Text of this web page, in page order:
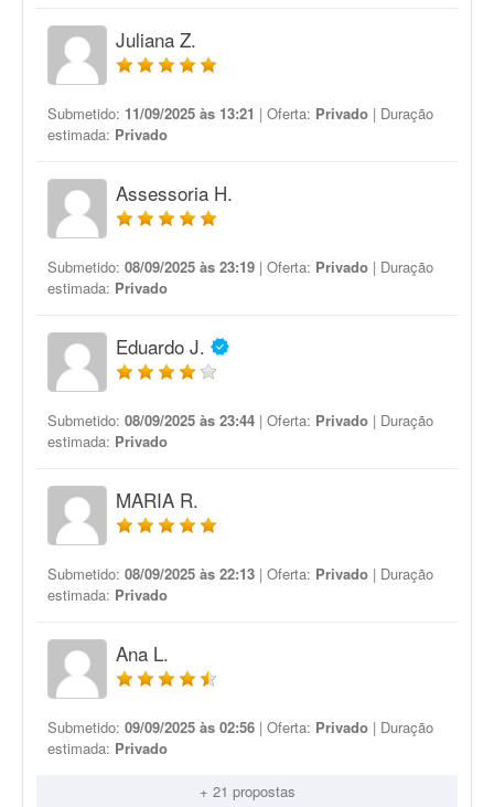
Juliana Z.
Submetido: 11/09/2025 às 13:21 | Oferta: Privado | Duração
estimada: Privado
Assessoria H.
Submetido: 08/09/2025 às 23:19 | Oferta: Privado | Duração
estimada: Privado
Eduardo J.
Submetido: 08/09/2025 às 23:44 | Oferta: Privado | Duração
estimada: Privado
MARIA R.
Submetido: 08/09/2025 às 22:13 | Oferta: Privado | Duração
estimada: Privado
Ana L.
Submetido: 09/09/2025 às 02:56 | Oferta: Privado | Duração
estimada: Privado
+ 21 propostas